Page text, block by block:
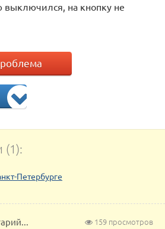
выключился, на кнопку не
(1):
Петербурге
159 просмотров